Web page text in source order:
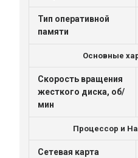
Тип оперативной
памяти
Основные
Скорость вращения
жесткого диска, об/
мин
Процессор и
Cетевая карта